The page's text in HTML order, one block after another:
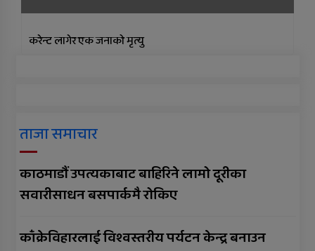
करेन्ट लागेर एक जनाको मृत्यु
ताजा समाचार
काठमाडौं उपत्यकाबाट बाहिरिने लामो दूरीका
सवारीसाधन बसपार्कमै रोकिए
काँक्रेविहारलाई विश्वस्तरीय पर्यटन केन्द्र बनाउन